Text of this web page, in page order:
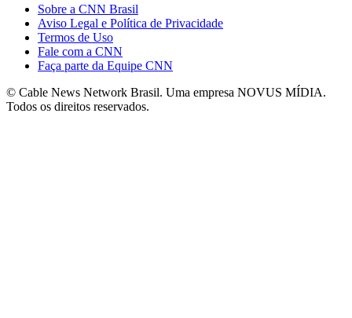
Sobre a CNN Brasil
Aviso Legal e Política de Privacidade
Termos de Uso
Fale com a CNN
Faça parte da Equipe CNN
© Cable News Network Brasil. Uma empresa NOVUS MÍDIA.
Todos os direitos reservados.